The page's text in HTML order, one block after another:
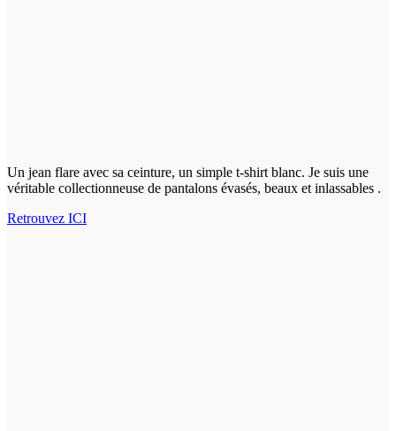
Un jean flare avec sa ceinture, un simple t-shirt blanc. Je suis une
véritable collectionneuse de pantalons évasés, beaux et inlassables .
Retrouvez ICI